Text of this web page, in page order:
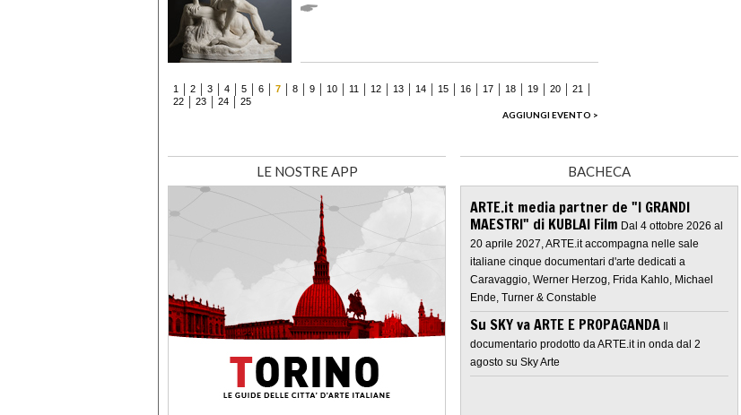
1 2 3 4 5 6 7 8 9 10 11 12 13 14 15 16 17 18 19 20
21
22
23 24
25
AGGIUNGI EVENTO >
LE NOSTRE APP BACHECA
ARTE.it media partner de "I GRANDI
MAESTRI" di KUBLAI Film Dal 4 ottobre 2026 al
20 aprile 2027, ARTE.it accompagna nelle sale
italiane cinque documentari d'arte dedicati a
Caravaggio, Werner Herzog, Frida Kahlo, Michael
Ende, Turner & Constable
Su SKY va ARTE E PROPAGANDA
documentario prodotto da ARTE.it in onda dal 2
agosto su Sky Arte